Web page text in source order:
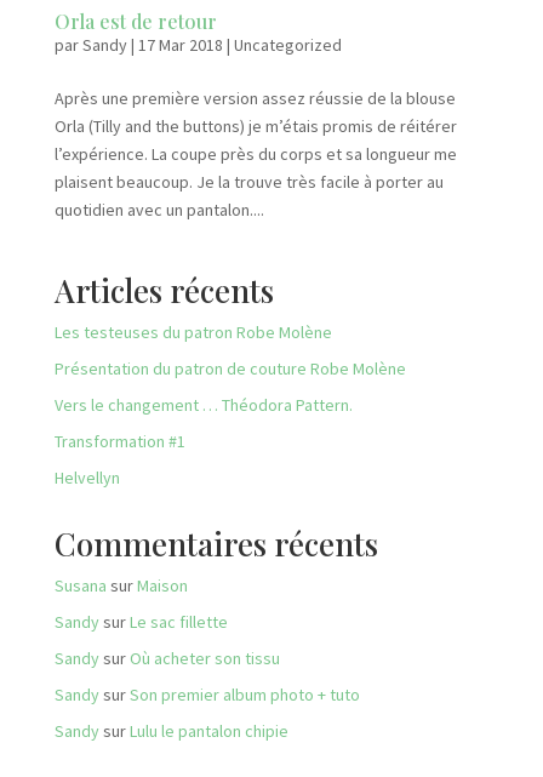
Orla est de retour
parSandy| 17 Mar 2018 | Uncategorized
Après une première version assez réussie de la blouse
Orla (Tilly and the buttons) je m’étais promis de réitérer
l’expérience. La coupe près du corps et sa longueur me
plaisent beaucoup. Je la trouve très facile à porter au
quotidien avec un pantalon....
Articles récents
Les testeuses du patron Robe Molène
Présentation du patron de couture Robe Molène
Vers le changement … Théodora Pattern.
Transformation #1
Helvellyn
Commentaires récents
Susana surMaison
SandysurLe sac fillette
Sandysur Où acheter son tissu
SandysurSon premier album photo + tuto
SandysurLulu le pantalon chipie